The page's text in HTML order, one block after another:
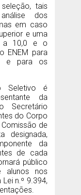
tais
dos
em caso
e uma
a 10,0 e o
ENEM para
e para os
Seletivo é
da
Secretário
do Corpo
de
designada,
da
de cada
público
alunos nos
n.º 9.394,